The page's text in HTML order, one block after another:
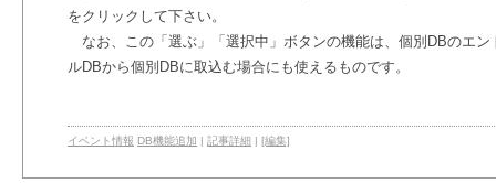
をクリックして下さい。
なお、この「選ぶ」「選択中」ボタンの機能は、個別DBのエ
ルDBから個別DBに取込む場合にも使えるものです。
イベント情報 DB機能追加 | 記事詳細 | [編集]